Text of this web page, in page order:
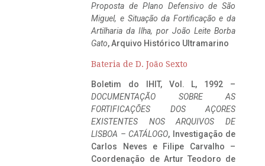
Proposta de Plano Defensivo de São
Miguel, e Situação da Fortificação e da
Artilharia da Ilha, por João Leite Borba
Gato, Arquivo Histórico Ultramarino
Bateria de D. João Sexto
Boletim do IHIT, Vol. L, 1992 –
DOCUMENTAÇÃO SOBRE AS
FORTIFICAÇÕES DOS AÇORES
EXISTENTES NOS ARQUIVOS DE
LISBOA – CATÁLOGO, Investigação de
Carlos Neves e Filipe Carvalho –
Coordenação de Artur Teodoro de